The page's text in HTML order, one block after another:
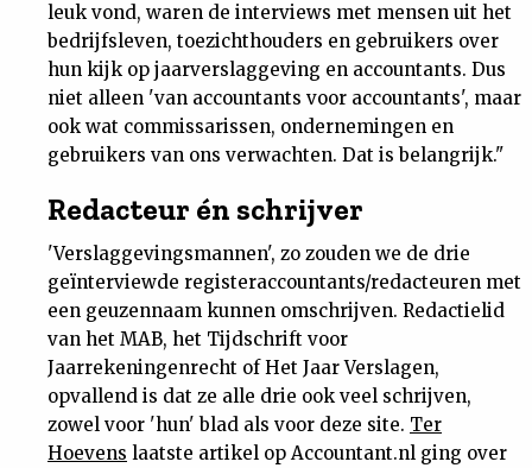
leuk vond, waren de interviews met mensen uit het
bedrijfsleven, toezichthouders en gebruikers over
hun kijk op jaarverslaggeving en accountants. Dus
niet alleen 'van accountants voor accountants', maar
ook wat commissarissen, ondernemingen en
gebruikers van ons verwachten. Dat is belangrijk."
Redacteur én schrijver
'Verslaggevingsmannen', zo zouden we de drie
geïnterviewde registeraccountants/redacteuren met
een geuzennaam kunnen omschrijven. Redactielid
van het MAB, het Tijdschrift voor
Jaarrekeningenrecht of Het Jaar Verslagen,
opvallend is dat ze alle drie ook veel schrijven,
zowel voor 'hun' blad als voor deze site. Ter
Hoevens laatste artikel op Accountant.nl ging over